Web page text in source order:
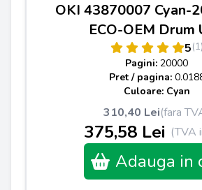
OKI 43870007 Cyan-
ECO-OEM Drum
5(1)
Pagini: 20000
Pret / pagina:
Culoare: Cyan
310,40 Lei(fara
375,58 Lei (TVA
Adauga in